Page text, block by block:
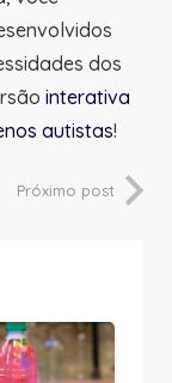
dos
interativa
autistas!
Próximo post